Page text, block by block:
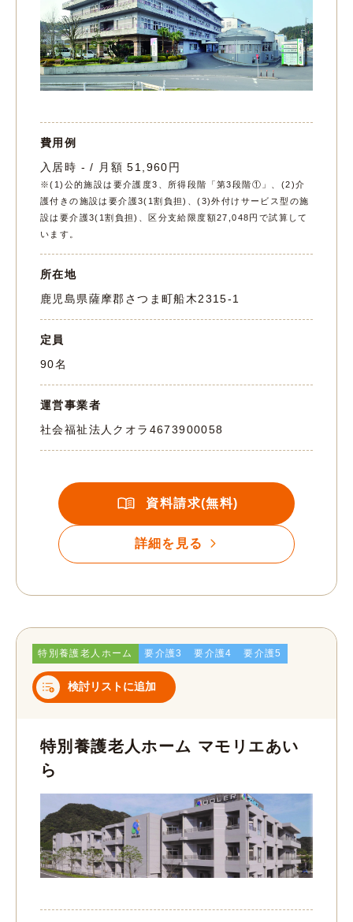
費用例
入居時 - / 月額 51,960円
※(1)公的施設は要介護度3、所得段階「第3段階①」、(2)介
護付きの施設は要介護3(1割負担)、(3)外付けサービス型の施
設は要介護3(1割負担)、区分支給限度額27,048円で試算して
います。
所在地
鹿児島県薩摩郡さつま町船木2315-1
定員
90名
運営事業者
社会福祉法人クオラ 4673900058
資料請求(無料)
詳細を見る
特別養護老人ホーム 要介護3 要介護4 要介護5
検討リストに追加
特別養護老人ホーム マモリエあい
ら